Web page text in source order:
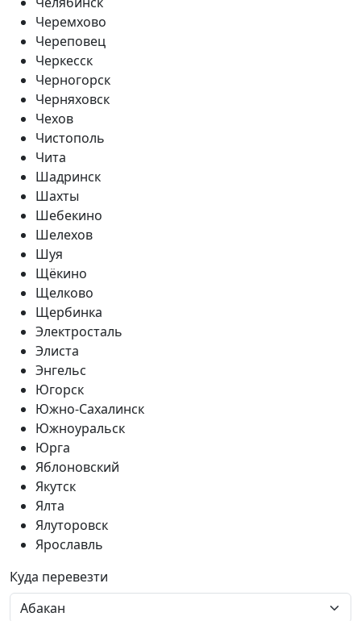
Черемхово
Череповец
Черкесск
Черногорск
Черняховск
Чехов
Чистополь
Чита
Шадринск
Шахты
Шебекино
Шелехов
Шуя
Щёкино
Щелково
Щербинка
Электросталь
Элиста
Энгельс
Югорск
Южно-Сахалинск
Южноуральск
Юрга
Яблоновский
Якутск
Ялта
Ялуторовск
Ярославль
Куда перевезти